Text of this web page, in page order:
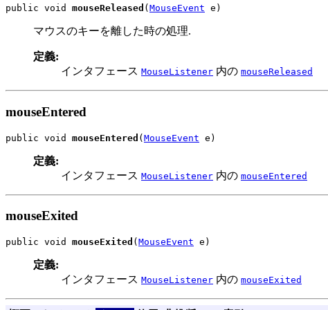
public void mouseReleased ( MouseEvent e)
マウスのキーを離した時の処理.
定義:
インタフェース MouseListener 内の mouseReleased
mouseEntered
public void mouseEntered ( MouseEvent e)
定義:
インタフェース MouseListener 内の mouseEntered
mouseExited
public void mouseExited ( MouseEvent e)
定義:
インタフェース MouseListener 内の mouseExited